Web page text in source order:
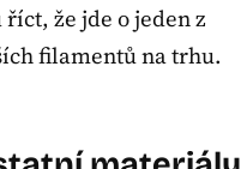
že jde o jeden z
filamentů na trhu.